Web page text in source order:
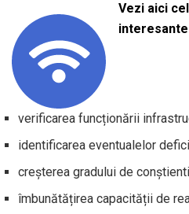
Vezi aici
verificarea funcționării
identificarea eventualelor
creșterea gradului de
îmbunătățirea capacității de